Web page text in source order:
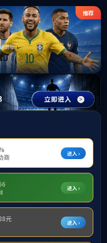
)有限公司-Official
资队伍 学科建设